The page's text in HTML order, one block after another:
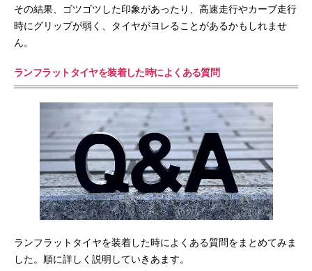
その結果、ゴツゴツした印象があったり、高速走行やカーブ走行
時にグリップが弱く、タイヤがヨレることがあるかもしれませ
ん。
ランフラットタイヤを装着した時によくある質問
ランフラットタイヤを装着した時によくある質問をまとめてみま
した。順に詳しく説明していきあます。